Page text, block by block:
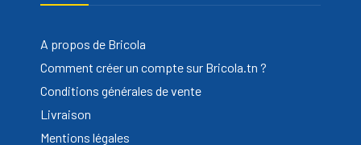
A propos de Bricola
Comment créer un compte sur Bricola.tn ?
Conditions générales de vente
Livraison
Mentions légales